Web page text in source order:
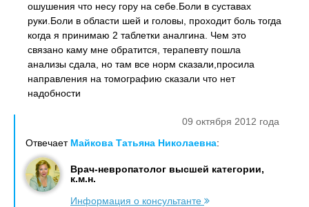
ошушения что несу гору на себе.Боли в суставах
руки.Боли в области шей и головы, проходит боль тогда
когда я принимаю 2 таблетки аналгина. Чем это
связано каму мне обратится, терапевту пошла
анализы сдала, но там все норм сказали,просила
направления на томографию сказали что нет
надобности
09 октября 2012 года
Отвечает Майкова Татьяна Николаевна:
Врач-невропатолог высшей категории,
к.м.н.
Информация о консультанте